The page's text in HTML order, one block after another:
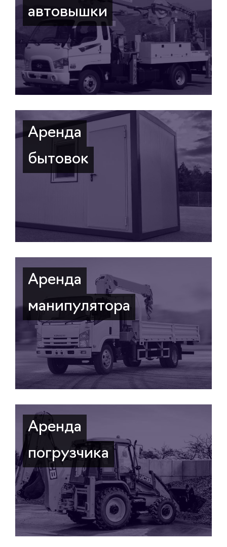
автовышки
Аренда
бытовок
Аренда
манипулятора
Аренда
погрузчика